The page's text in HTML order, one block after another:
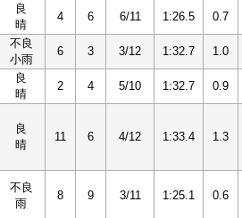
良
晴
4 6 6/11 1:26.5 0.7
不良
小雨
6 3 3/12 1:32.7 1.0
良
晴
2 4 5/10 1:32.7 0.9
良
晴
11 6 4/12 1:33.4 1.3
不良
雨
8 9 3/11 1:25.1 0.6